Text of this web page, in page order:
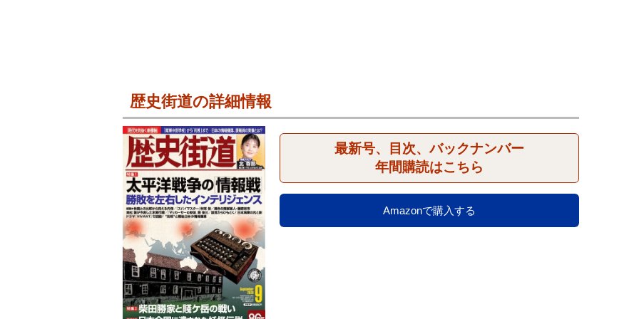
歴史街道の詳細情報
最新号、目次、バックナンバー
年間購読はこちら
Amazonで購入する